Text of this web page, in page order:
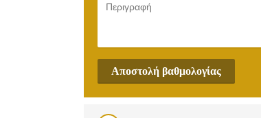
Αποστολή βαθμολογίας